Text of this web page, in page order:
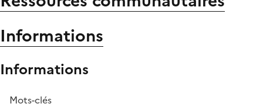
Informations
Informations
Mots-clés